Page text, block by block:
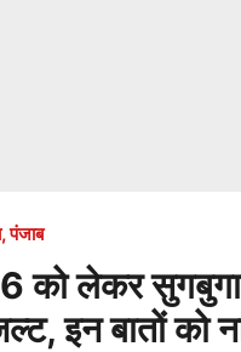
,पंजाब
लेकर
इन बातों को